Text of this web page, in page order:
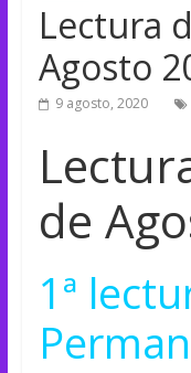
Lectura
Agosto
9 agosto, 2020
de
1ª